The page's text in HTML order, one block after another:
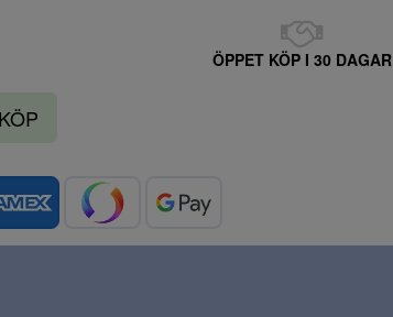
ÖPPET KÖP I 30 DAGAR